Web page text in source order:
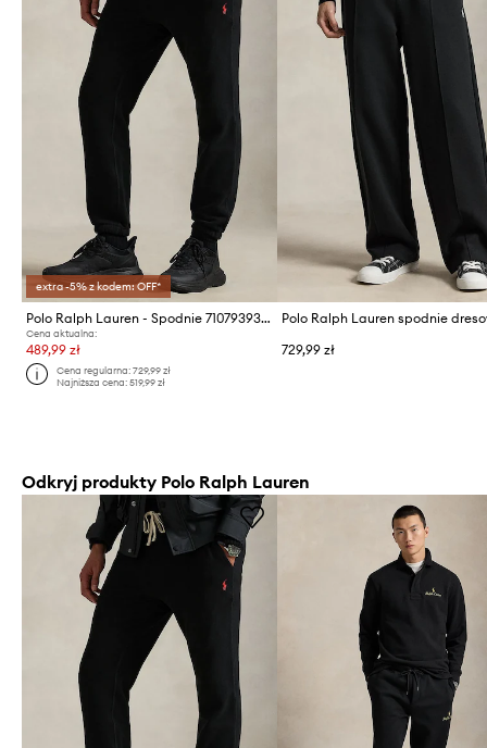
extra -5% z kodem: OFF*
Polo Ralph Lauren - Spodnie 710793939001
Cena aktualna:
489,99 zł
Cena regularna:729,99 zł
Najniższa cena:519,99 zł
729,99 zł
Odkryj produkty Polo Ralph Lauren